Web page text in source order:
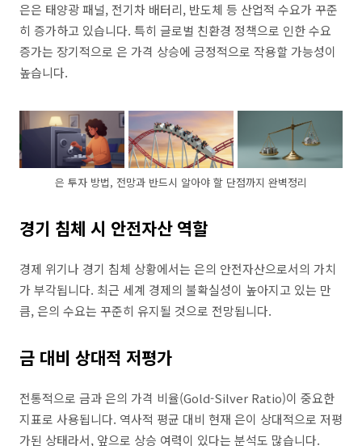
은은 태양광 패널, 전기차 배터리, 반도체 등 산업적 수요가 꾸준
히 증가하고 있습니다. 특히 글로벌 친환경 정책으로 인한 수요
증가는 장기적으로 은 가격 상승에 긍정적으로 작용할 가능성이
높습니다.
은 투자 방법, 전망과 반드시 알아야 할 단점까지 완벽정리
경기 침체 시 안전자산 역할
경제 위기나 경기 침체 상황에서는 은의 안전자산으로서의 가치
가 부각됩니다. 최근 세계 경제의 불확실성이 높아지고 있는 만
큼, 은의 수요는 꾸준히 유지될 것으로 전망됩니다.
금 대비 상대적 저평가
전통적으로 금과 은의 가격 비율(Gold-Silver Ratio)이 중요한
지표로 사용됩니다. 역사적 평균 대비 현재 은이 상대적으로 저평
가된 상태라서, 앞으로 상승 여력이 있다는 분석도 많습니다.